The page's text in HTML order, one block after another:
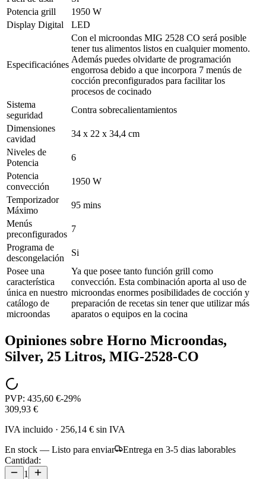
Potencia grill
1950 W
Display Digital
LED
Especificaciónes
Con el microondas MIG 2528 CO será posible
tener tus alimentos listos en cualquier momento.
Además puedes olvidarte de programación
engorrosa debido a que incorpora 7 menús de
cocción preconfigurados para facilitar los
procesos de cocinado
Sistema
seguridad
Contra sobrecalientamientos
Dimensiones
cavidad
34 x 22 x 34,4 cm
Niveles de
Potencia
6
Potencia
convección
1950 W
Temporizador
Máximo
95 mins
Menús
preconfigurados
7
Programa de
descongelación
Si
Posee una
característica
única en nuestro
catálogo de
microondas
Ya que posee tanto función grill como
convección. Esta combinación aporta al uso de
microondas enormes posibilidades de cocción y
preparación de recetas sin tener que utilizar más
aparatos o equipos en la cocina
Opiniones sobre Horno Microondas,
Silver, 25 Litros, MIG-2528-CO
PVP: 435,60 €-29%
309,93 €
IVA incluido · 256,14 € sin IVA
En stock — Listo para enviar
Entrega en 3-5 dias laborables
Cantidad:
1